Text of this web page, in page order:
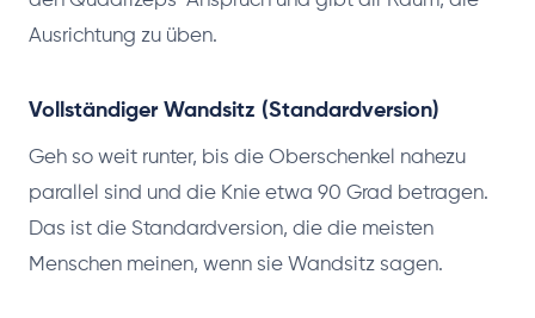
Ausrichtung zu üben.
Vollständiger Wandsitz (Standardversion)
Geh so weit runter, bis die Oberschenkel nahezu
parallel sind und die Knie etwa 90 Grad betragen.
Das ist die Standardversion, die die meisten
Menschen meinen, wenn sie Wandsitz sagen.